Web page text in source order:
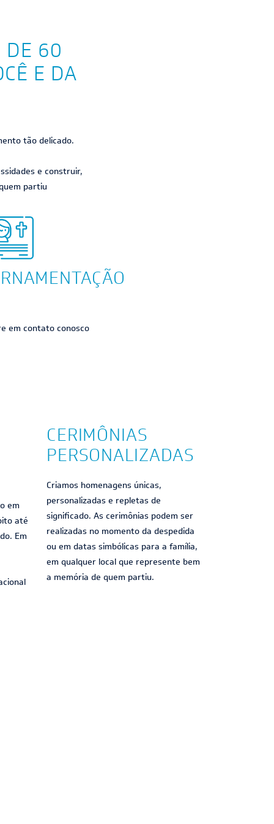
DE 60
E DA
tão delicado.
e construir,
partiu
em contato conosco
em
até
Em
CERIMÔNIAS
PERSONALIZADAS
Criamos homenagens únicas,
personalizadas e repletas de
significado. As cerimônias podem ser
realizadas no momento da despedida
ou em datas simbólicas para a família,
em qualquer local que represente bem
a memória de quem partiu.